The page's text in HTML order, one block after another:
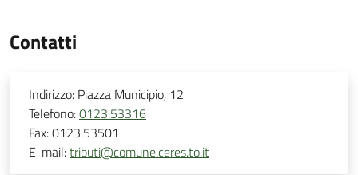
Contatti
Indirizzo: Piazza Municipio, 12
Telefono:0123.53316
Fax:0123.53501
E-mail:tributi@comune.ceres.to.it